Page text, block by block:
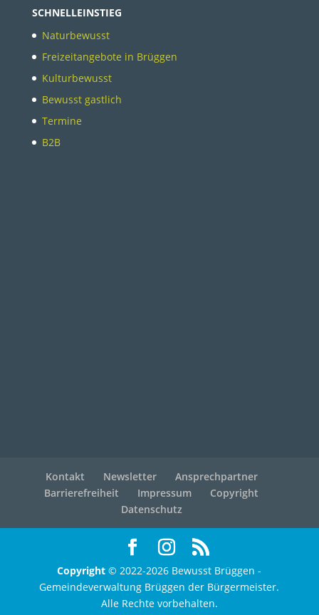
SCHNELLEINSTIEG
Naturbewusst
Freizeitangebote in Brüggen
Kulturbewusst
Bewusst gastlich
Termine
B2B
Kontakt Newsletter
Ansprechpartner
Barrierefreiheit
Impressum
Copyright
Datenschutz
Copyright © 2022-2026 Bewusst Brüggen -
Gemeindeverwaltung Brüggen der Bürgermeister.
Alle Rechte vorbehalten.